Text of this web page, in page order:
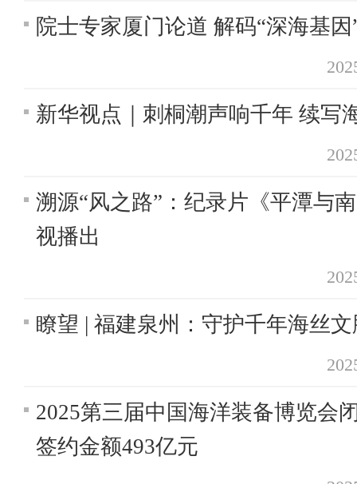
院士专家厦门论道 解码“深海基因
新华视点｜刺桐潮声响千年 续写
溯源“风之路”：纪录片《平潭与
视播出
瞭望 | 福建泉州：守护千年海丝文
2025第三届中国海洋装备博览会
签约金额493亿元